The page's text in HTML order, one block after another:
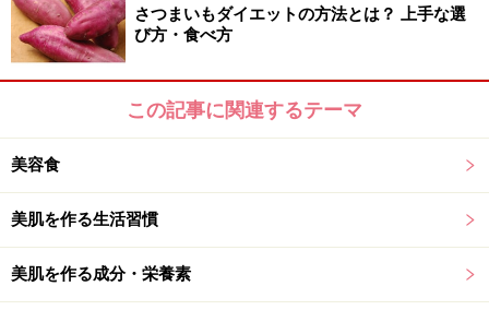
その量があり、血が不足して余裕がなくなると髪がヤセ
て細くなったり、抜け毛、コシがない、パサつくといっ
たトラブルに。桑の実は、血を補って美髪ケアに役立ち
ます。さらには白髪にもよいとされ、まさにトリートメ
ント兼ヘアカラーのような、美髪の「神食材」なので
す。
さつまいもダイエットの方法とは？ 上手な選
び方・食べ方
この記事に関連するテーマ
美容食
美肌を作る生活習慣
美肌を作る成分・栄養素